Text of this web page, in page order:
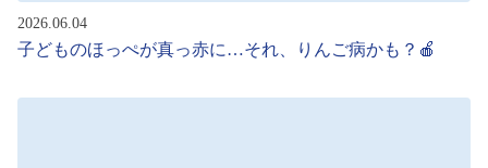
2026.06.04
子どものほっぺが真っ赤に…それ、りんご病かも？🍎